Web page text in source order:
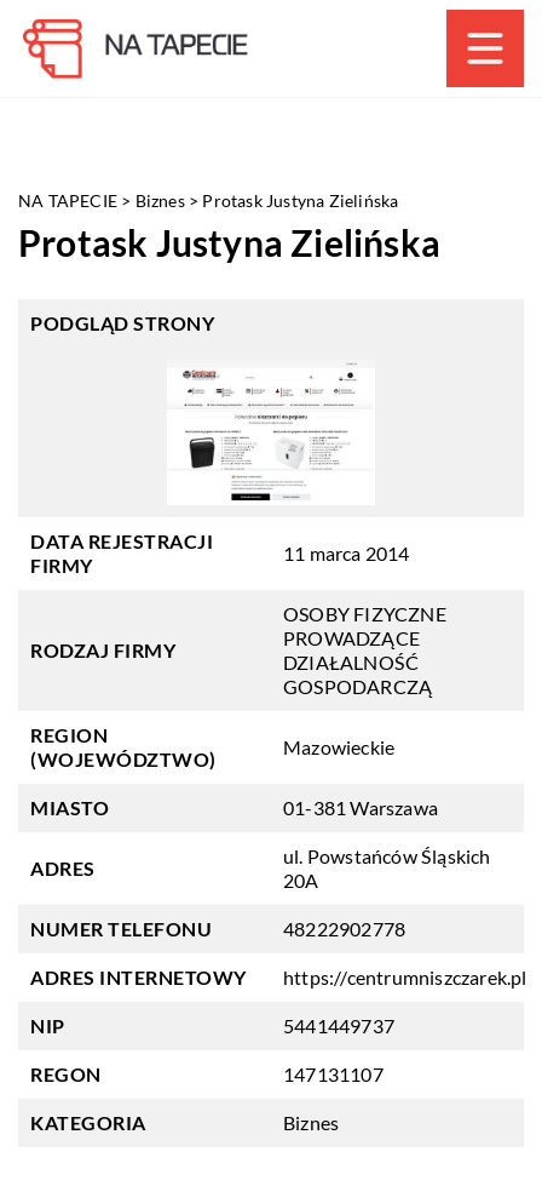
NA TAPECIE > Biznes> Protask Justyna Zielińska
Protask Justyna Zielińska
PODGLĄD STRONY
DATA REJESTRACJI
FIRMY
11 marca 2014
RODZAJ FIRMY
OSOBY FIZYCZNE
PROWADZĄCE
DZIAŁALNOŚĆ
GOSPODARCZĄ
REGION
(WOJEWÓDZTWO)
Mazowieckie
MIASTO 01-381 Warszawa
ADRES
ul. Powstańców Śląskich
20A
NUMER TELEFONU 48222902778
ADRES INTERNETOWY https://centrumniszczarek.pl
NIP 5441449737
REGON 147131107
KATEGORIA Biznes